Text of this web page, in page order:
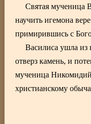
Святая мученица
научить игемона
примирившись с
Василиса ушла из
отверз камень, и
мученица
христианскому